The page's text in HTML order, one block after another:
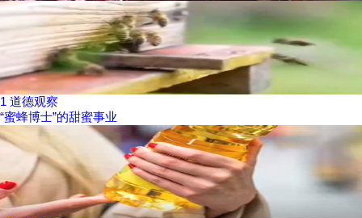
1 道德观察
“蜜蜂博士”的甜蜜事业